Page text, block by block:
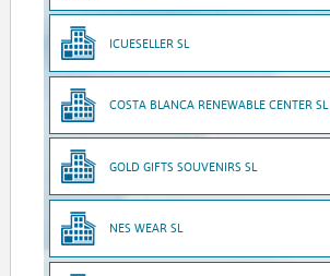
ICUESELLER SL
COSTA BLANCA RENEWABLE CENTER SL
GOLD GIFTS SOUVENIRS SL
NES WEAR SL